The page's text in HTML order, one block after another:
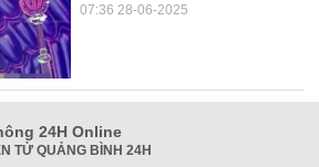
07:36 28-06-2025
24H Online
TỬ QUẢNG BÌNH 24H